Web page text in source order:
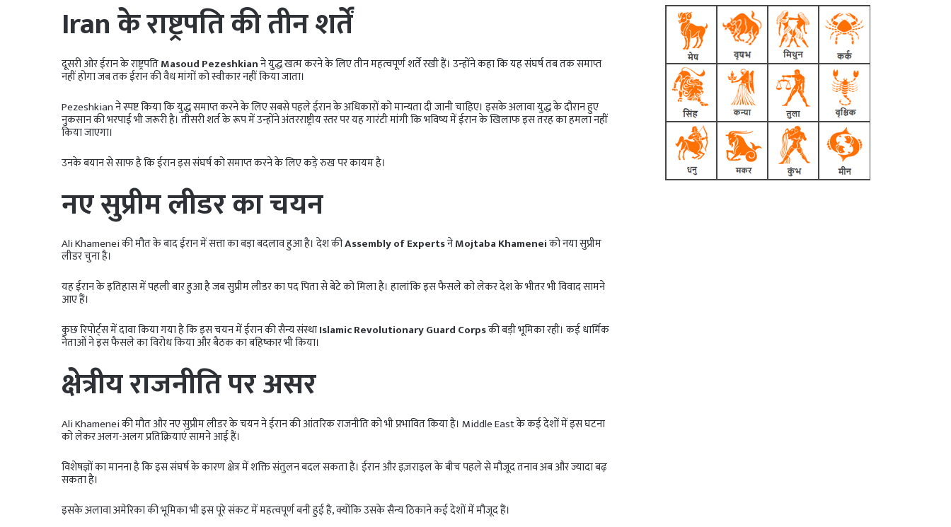
Iran के राष्ट्रपति की तीन शर्तें
दूसरी ओर ईरान के राष्ट्रपतिMasoud Pezeshkianने युद्ध खत्म करने के लिए तीन महत्वपूर्ण शर्तें रखी हैं। उन्होंने कहा कि यह संघर्ष तब तक समाप्त
नहीं होगा जब तक ईरान की वैध मांगों को स्वीकार नहीं किया जाता।
Pezeshkian ने स्पष्ट किया कि युद्ध समाप्त करने के लिए सबसे पहले ईरान के अधिकारों को मान्यता दी जानी चाहिए। इसके अलावा युद्ध के दौरान हुए
नुकसान की भरपाई भी जरूरी है। तीसरी शर्त के रूप में उन्होंने अंतरराष्ट्रीय स्तर पर यह गारंटी मांगी कि भविष्य में ईरान के खिलाफ इस तरह का हमला नहीं
किया जाएगा।
उनके बयान से साफ है कि ईरान इस संघर्ष को समाप्त करने के लिए कड़े रुख पर कायम है।
नए सुप्रीम लीडर का चयन
Ali Khamenei की मौत के बाद ईरान में सत्ता का बड़ा बदलाव हुआ है। देश कीAssembly of ExpertsनेMojtaba Khameneiको नया सुप्रीम
लीडर चुना है।
यह ईरान के इतिहास में पहली बार हुआ है जब सुप्रीम लीडर का पद पिता से बेटे को मिला है। हालांकि इस फैसले को लेकर देश के भीतर भी विवाद सामने
आए हैं।
कुछ रिपोर्ट्स में दावा किया गया है कि इस चयन में ईरान की सैन्य संस्थाIslamic Revolutionary Guard Corpsकी बड़ी भूमिका रही। कई धार्मिक
नेताओं ने इस फैसले का विरोध किया और बैठक का बहिष्कार भी किया।
क्षेत्रीय राजनीति पर असर
Ali Khamenei की मौत और नए सुप्रीम लीडर के चयन ने ईरान की आंतरिक राजनीति को भी प्रभावित किया है। Middle East के कई देशों में इस घटना
को लेकर अलग-अलग प्रतिक्रियाएं सामने आई हैं।
विशेषज्ञों का मानना है कि इस संघर्ष के कारण क्षेत्र में शक्ति संतुलन बदल सकता है। ईरान और इज़राइल के बीच पहले से मौजूद तनाव अब और ज्यादा बढ़
सकता है।
इसके अलावा अमेरिका की भूमिका भी इस पूरे संकट में महत्वपूर्ण बनी हुई है, क्योंकि उसके सैन्य ठिकाने कई देशों में मौजूद हैं।